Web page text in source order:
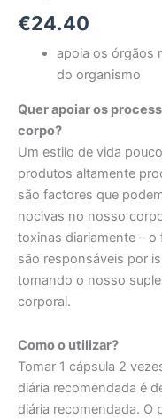
€24.40
apoia os órgãos
do organismo
Quer apoiar os
corpo?
Um estilo de vida
produtos altamente
são factores que
nocivas no nosso
toxinas diariamente –
são responsáveis por
tomando o nosso
corporal.
Como o utilizar?
Tomar 1 cápsula 2
diária recomendada é
diária recomendada. O